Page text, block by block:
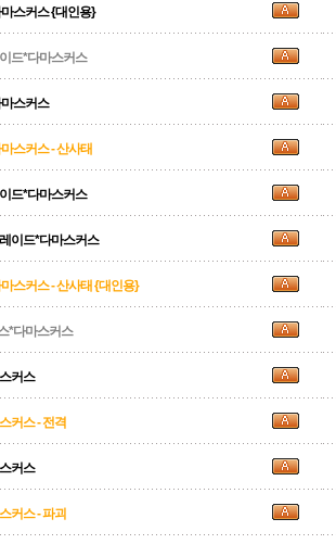
스커스 {대인용}
드*다마스커스
스커스
스커스 - 산사태
드*다마스커스
이드*다마스커스
스커스 - 산사태 {대인용}
*다마스커스
커스
커스 - 전격
커스
커스 - 파괴